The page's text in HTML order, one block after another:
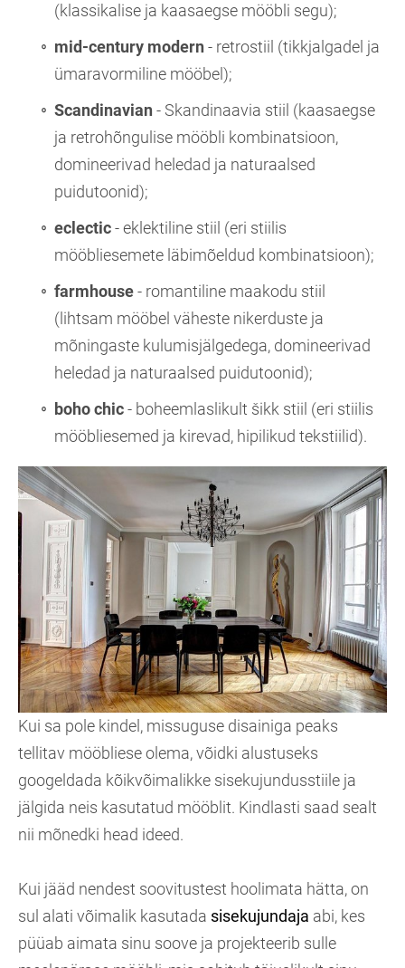
(klassikalise ja kaasaegse mööbli segu);
mid-century modern - retrostiil (tikkjalgadel ja
ümaravormiline mööbel);
Scandinavian - Skandinaavia stiil (kaasaegse
ja retrohõngulise mööbli kombinatsioon,
domineerivad heledad ja naturaalsed
puidutoonid);
eclectic- eklektiline stiil (eri stiilis
mööbliesemete läbimõeldud kombinatsioon);
farmhouse- romantiline maakodu stiil
(lihtsam mööbel väheste nikerduste ja
mõningaste kulumisjälgedega, domineerivad
heledad ja naturaalsed puidutoonid);
boho chic- boheemlaslikult šikk stiil (eri stiilis
mööbliesemed ja kirevad, hipilikud tekstiilid).
Kui sa pole kindel, missuguse disainiga peaks
tellitav mööbliese olema, võidki alustuseks
googeldada kõikvõimalikke sisekujundusstiile ja
jälgida neis kasutatud mööblit. Kindlasti saad sealt
nii mõnedki head ideed.
Kui jääd nendest soovitustest hoolimata hätta, on
sul alati võimalik kasutada sisekujundaja abi, kes
püüab aimata sinu soove ja projekteerib sulle